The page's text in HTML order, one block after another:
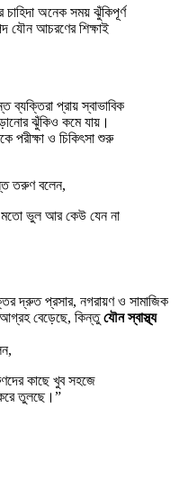
অনেক সময় ঝুঁকিপূর্ণ
যৌন আচরণের শিক্ষাই
প্রায় স্বাভাবিক
ঝুঁকিও কমে যায়।
পরীক্ষা ও চিকিৎসা শুরু
তরুণ বলেন,
মতো ভুল আর কেউ যেন না
দ্রুত প্রসার, নগরায়ণ ও সামাজিক
আগ্রহ বেড়েছে, কিন্তুযৌন স্বাস্থ্য
কাছে খুব সহজে
তুলছে।”